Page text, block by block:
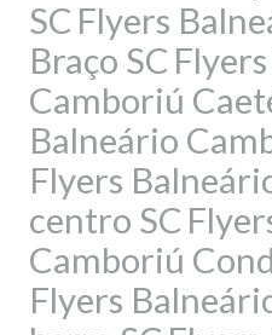
SC Flyers
Braço SC
Camboriú
Balneário
Flyers
centro SC
Camboriú
Flyers